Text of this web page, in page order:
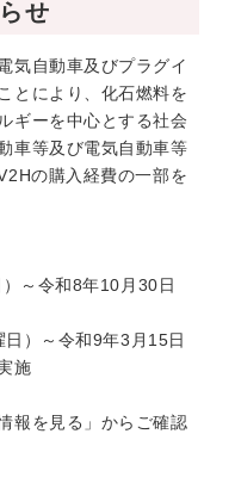
せ
気自動車及びプラグイ
とにより、化石燃料を
ギーを中心とする社会
車等及び電気自動車等
の購入経費の一部を
～令和8年10月30日
日）～令和9年3月15日
施
報を見る」からご確認